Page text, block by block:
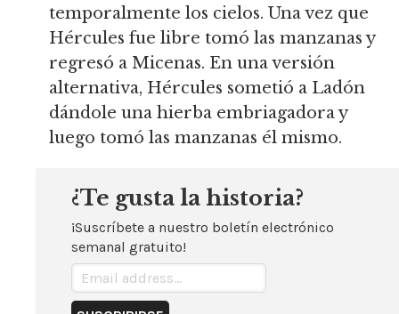
temporalmente los cielos. Una vez que
Hércules fue libre tomó las manzanas y
regresó a Micenas. En una versión
alternativa, Hércules sometió a Ladón
dándole una hierba embriagadora y
luego tomó las manzanas él mismo.
¿Te gusta la historia?
¡Suscríbete a nuestro boletín electrónico
semanal gratuito!